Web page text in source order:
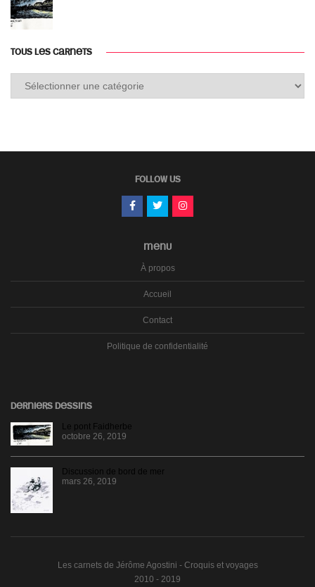
TOUS LES CARNETS
FOLLOW US
MENU
À propos
Accueil
Contact
Politique de confidentialité
DERNIERS DESSINS
Le pont Faidherbe
octobre 26, 2019
Discussion de bord de mer
mars 26, 2019
Les carnets de Jérôme Agostini - Croquis et voyages
2010 - 2019